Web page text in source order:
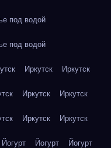
под водой
под водой
Иркутск Иркутск
Иркутск Иркутск
Иркутск Иркутск
Йогурт Йогурт Йогурт